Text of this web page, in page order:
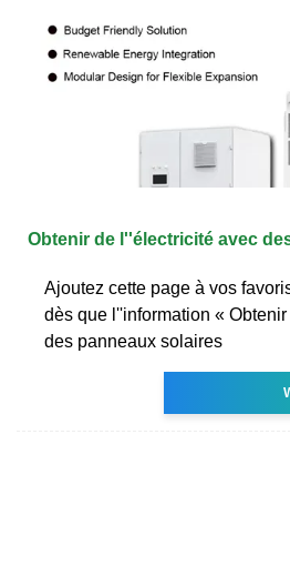
Obtenir de l''électricité avec
Ajoutez cette page à vos
dès que l''information «
des panneaux solaires